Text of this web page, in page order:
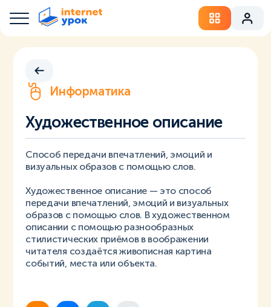
Информатика
Художественное описание
Способ передачи впечатлений, эмоций и
визуальных образов с помощью слов.
Художественное описание — это способ
передачи впечатлений, эмоций и визуальных
образов с помощью слов. В художественном
описании с помощью разнообразных
стилистических приёмов в воображении
читателя создаётся живописная картина
событий, места или объекта.